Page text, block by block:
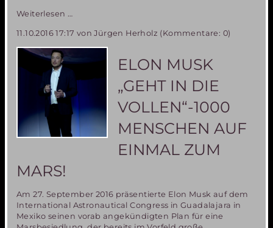
Weiterlesen …
Teil
1-
ein
Teilerfolg
11.10.2016 17:17 von Jürgen Herholz (Kommentare: 0)
ELON MUSK
„GEHT IN DIE
VOLLEN“-1000
MENSCHEN AUF
EINMAL ZUM
MARS!
Am 27. September 2016 präsentierte Elon Musk auf dem
International Astronautical Congress in Guadalajara in
Mexiko seinen vorab angekündigten Plan für eine